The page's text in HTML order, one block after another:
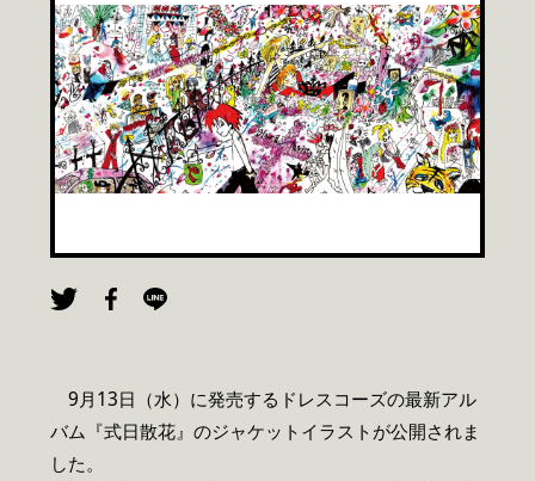
9月13日（水）に発売するドレスコーズの最新アル
バム『式日散花』のジャケットイラストが公開されま
した。